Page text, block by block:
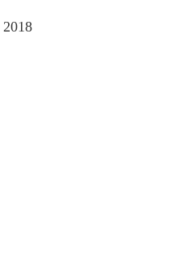
2018